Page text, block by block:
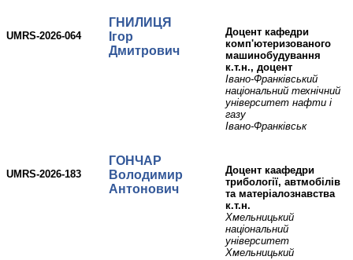
UMRS-2026-064
ГНИЛИЦЯ
Ігор
Дмитрович
доцент кафедри
комп'ютеризованого
машинобудування
к.т.н., доцент
Івано-Франківський
національний технічний
університет нафти і
газу
Івано-Франківськ
UMRS-2026-183
ГОНЧАР
Володимир
Антонович
Доцент каафедри
трибології, автмобілів
та матеріалознавства
к.т.н.
Хмельницький
національний
університет
Хмельницький